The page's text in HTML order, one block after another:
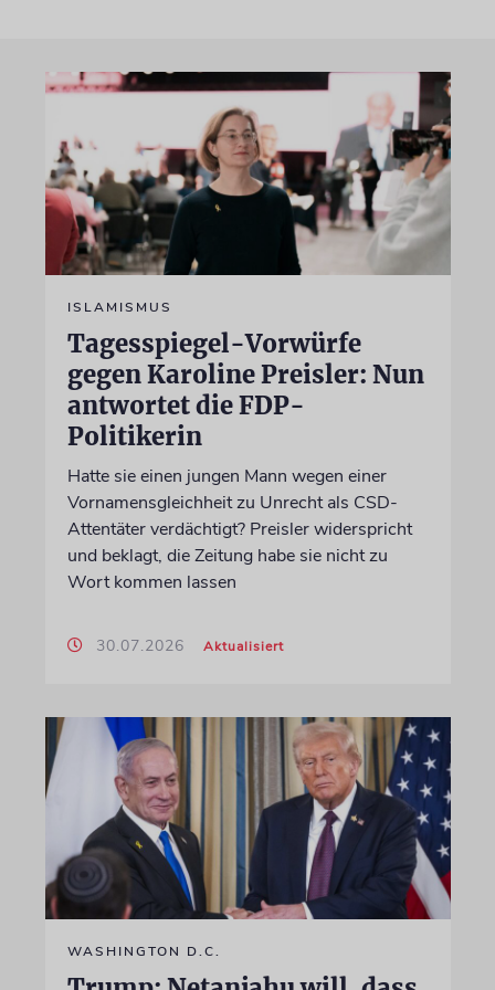
ISLAMISMUS
Tagesspiegel-Vorwürfe
gegen Karoline Preisler: Nun
antwortet die FDP-
Politikerin
Hatte sie einen jungen Mann wegen einer
Vornamensgleichheit zu Unrecht als CSD-
Attentäter verdächtigt? Preisler widerspricht
und beklagt, die Zeitung habe sie nicht zu
Wort kommen lassen
30.07.2026 Aktualisiert
WASHINGTON D.C.